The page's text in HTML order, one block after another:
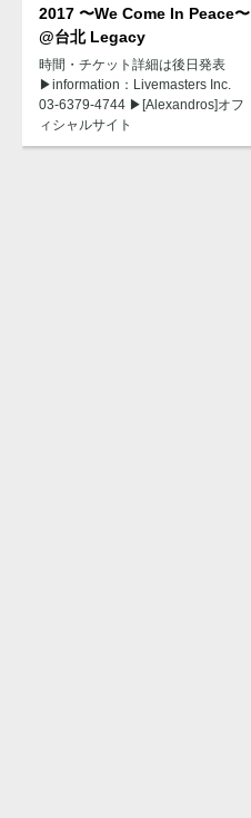
2017 〜We Come In Peace〜
@台北 Legacy
時間・チケット詳細は後日発表
▶︎information：Livemasters Inc.
03-6379-4744 ▶︎[Alexandros]オフ
ィシャルサイト